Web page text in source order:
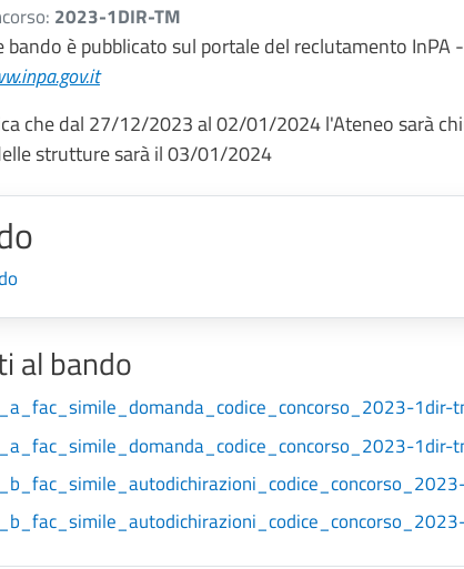
2023-1DIR-TM
bando è pubblicato sul portale del reclutamento
che dal 27/12/2023 al 02/01/2024 l'Ateneo sarà
strutture sarà il 03/01/2024
al bando
1dir-
1dir-